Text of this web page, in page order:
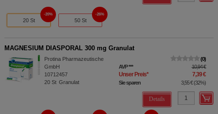
20 St
20%
50 St
26%
MAGNESIUM DIASPORAL 300 mg Granulat
Protina Pharmazeutische
GmbH
10712457
20 St Granulat
0
AVP*** 10,94 €
Unser Preis* 7,39 €
Sie sparen 3,55 €(32%)
Details